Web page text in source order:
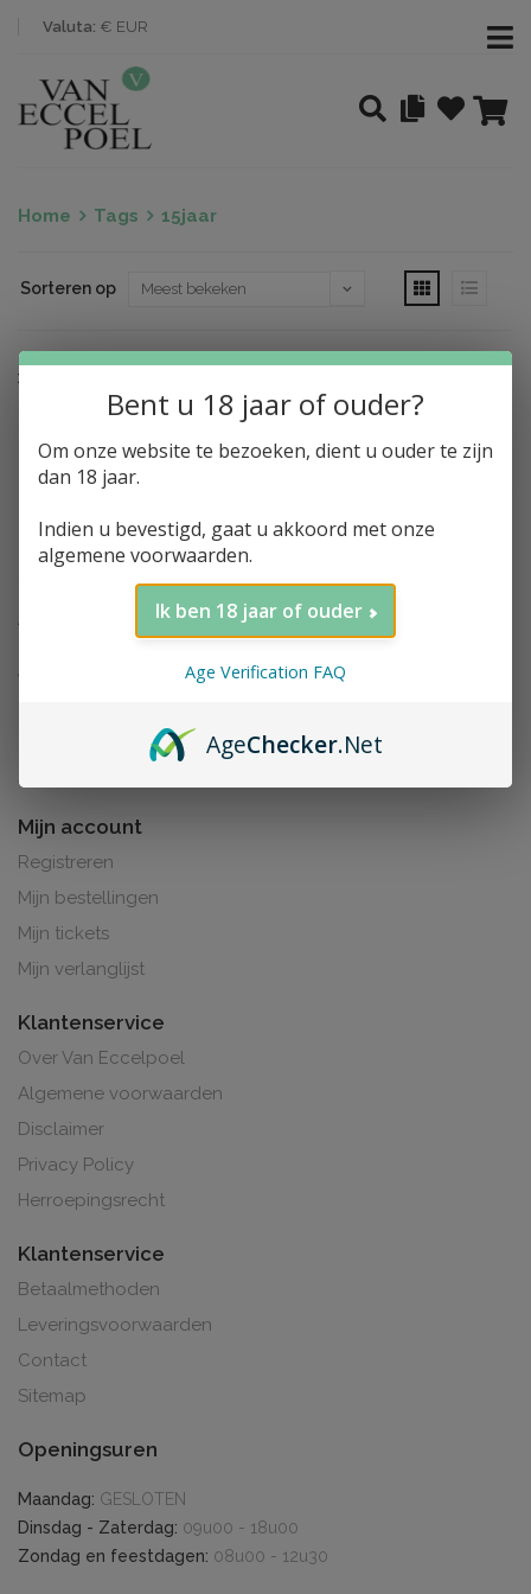
Valuta: € EUR
Home Tags 15jaar
Sorteren op
Nothing found
Mijn account
Registreren
Mijn bestellingen
Mijn tickets
Mijn verlanglijst
Klantenservice
Over Van Eccelpoel
Algemene voorwaarden
Disclaimer
Privacy Policy
Herroepingsrecht
Klantenservice
Betaalmethoden
Leveringsvoorwaarden
Contact
Sitemap
Openingsuren
Maandag: GESLOTEN
Dinsdag - Zaterdag: 09u00 - 18u00
Zondag en feestdagen: 08u00 - 12u30
Bent u 18 jaar of ouder?
Om onze website te bezoeken, dient u ouder te zijn
dan 18 jaar.
Indien u bevestigd, gaat u akkoord met onze
algemene voorwaarden.
Ik ben 18 jaar of ouder
Age Verification FAQ
AgeChecker.Net